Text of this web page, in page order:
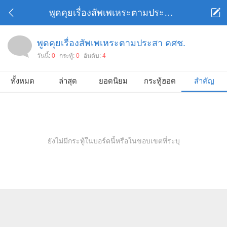
พูดคุยเรื่องสัพเพเหระตามประสา คศช.
พูดคุยเรื่องสัพเพเหระตามประสา คศช.
วันนี้: 0 กระทู้: 0 อันดับ: 4
ทั้งหมด ล่าสุด ยอดนิยม กระทู้ฮอต สำคัญ
ยังไม่มีกระทู้ในบอร์ดนี้หรือในขอบเขตที่ระบุ